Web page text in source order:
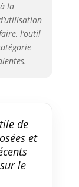
la
l’outil
de
et
le